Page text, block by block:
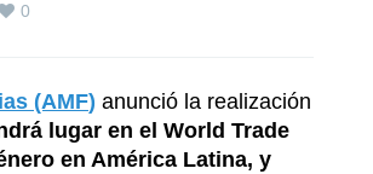
0
(AMF) anunció la realización
lugar en el World Trade
en América Latina, y